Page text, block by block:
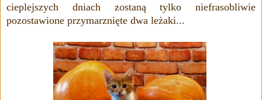
cieplejszych dniach zostaną tylko niefrasobliwie
pozostawione przymarznięte dwa leżaki...